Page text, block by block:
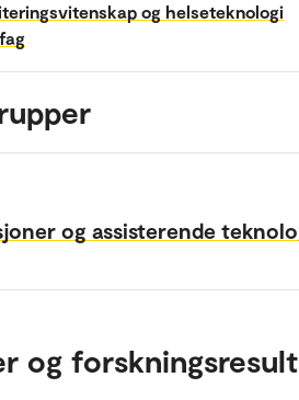
og helseteknologi
og assisterende
og